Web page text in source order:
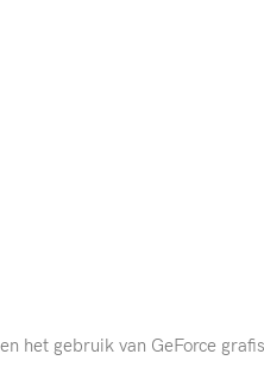
het gebruik van GeForce